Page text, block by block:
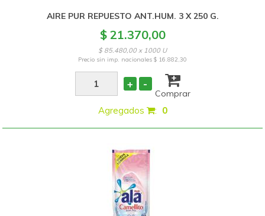
AIRE PUR REPUESTO ANT.HUM. 3 X 250 G.
$ 21.370,00
$ 85.480,00 x 1000 U
Precio sin imp. nacionales$ 16.882,30
+ -
Comprar
Agregados : 0